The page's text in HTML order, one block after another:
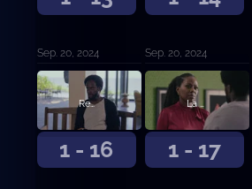
Sep. 20, 2024 Sep. 20, 2024
1 - 16
Revelaciones
1 - 17
La hora de la verdad